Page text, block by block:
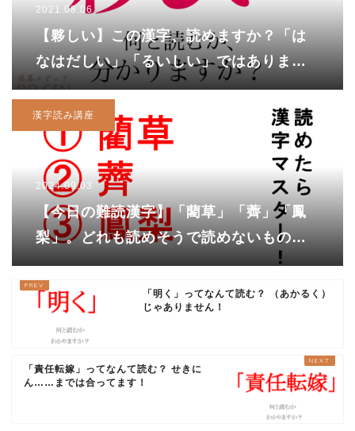
2021.08.06
【夥しい】この漢字、読めますか？「は
なはだしい」「るいしい」ではありませ
ん！
漢字読み講座
2024.09.03
【今日の難読漢字】「藺草」「薺」「鳳
梨」。どれも読めそうで読めないものば
かり！！
「明く」ってなんて読む？ （あかるく）
じゃありません！
「責任転嫁」ってなんて読む？ せきに
ん……までは合ってます！